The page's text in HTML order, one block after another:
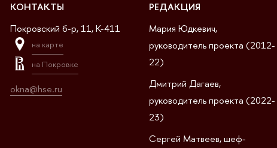
КОНТАКТЫ
Покровский б-р, 11, K-411
на карте
на Покровке
okna@hse.ru
РЕДАКЦИЯ
Мария Юдкевич,
руководитель проекта (2012-
22)
Дмитрий Дагаев,
руководитель проекта (2022-
23)
Сергей Матвеев, шеф-